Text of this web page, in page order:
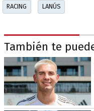
RACING LANÚS
También te